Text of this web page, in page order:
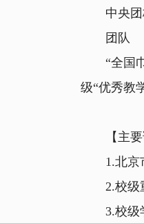
中央团校
团队
“全国巾
级“优秀教
【主要
1.北京市
2.校级重
3.校级学